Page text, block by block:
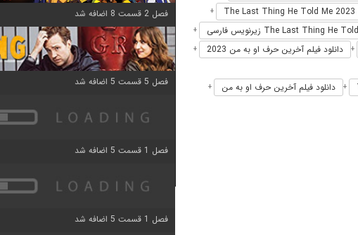
+
+
+ دانلود فیلم آخرین حرف او به من 2023 +
+ دانلود فیلم آخرین حرف او به من +
فصل 2 قسمت 8 اضافه شد
فصل 5 قسمت 5 اضافه شد
فصل 1 قسمت 5 اضافه شد
فصل 1 قسمت 5 اضافه شد